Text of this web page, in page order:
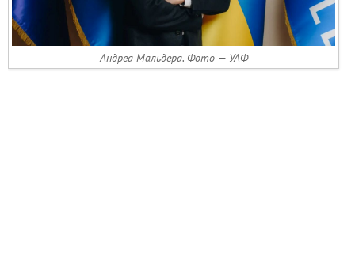
Андреа Мальдера. Фото — УАФ